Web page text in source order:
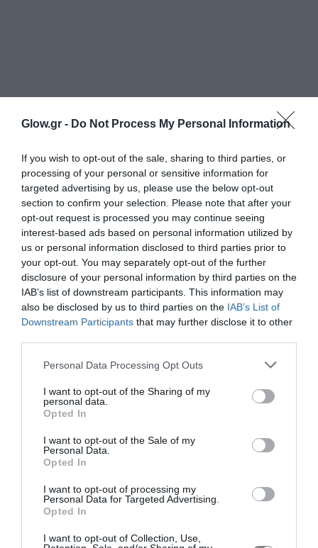
Glow.gr - Do Not Process My Personal Information
If you wish to opt-out of the sale, sharing to third parties, or
processing of your personal or sensitive information for
targeted advertising by us, please use the below opt-out
section to confirm your selection. Please note that after your
opt-out request is processed you may continue seeing
interest-based ads based on personal information utilized by
us or personal information disclosed to third parties prior to
your opt-out. You may separately opt-out of the further
disclosure of your personal information by third parties on the
IAB’s list of downstream participants. This information may
also be disclosed by us to third parties on the IAB’s List of
Downstream Participants that may further disclose it to other
Personal Data Processing Opt Outs
I want to opt-out of the Sharing of my
personal data.
Opted In
I want to opt-out of the Sale of my
Personal Data.
Opted In
I want to opt-out of processing my
Personal Data for Targeted Advertising.
Opted In
I want to opt-out of Collection, Use,